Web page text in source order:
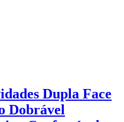
Dupla Face
Dobrável